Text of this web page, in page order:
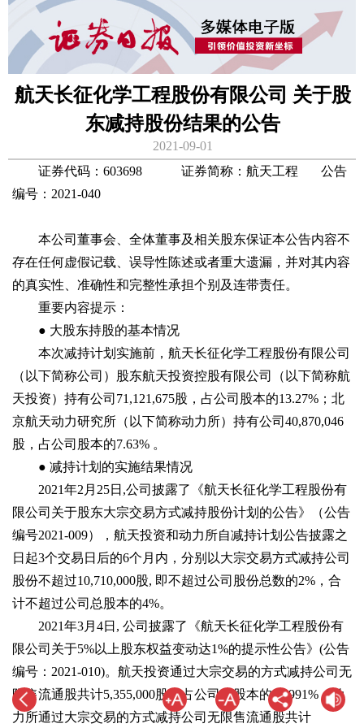
航天长征化学工程股份有限公司 关于股
东减持股份结果的公告
2021-09-01
证券代码：603698 证券简称：航天工程 公告
编号：2021-040
本公司董事会、全体董事及相关股东保证本公告内容不
存在任何虚假记载、误导性陈述或者重大遗漏，并对其内容
的真实性、准确性和完整性承担个别及连带责任。
重要内容提示：
● 大股东持股的基本情况
本次减持计划实施前，航天长征化学工程股份有限公司
（以下简称公司）股东航天投资控股有限公司（以下简称航
天投资）持有公司71,121,675股，占公司股本的13.27%；北
京航天动力研究所（以下简称动力所）持有公司40,870,046
股，占公司股本的7.63% 。
● 减持计划的实施结果情况
2021年2月25日,公司披露了《航天长征化学工程股份有
限公司关于股东大宗交易方式减持股份计划的公告》（公告
编号2021-009），航天投资和动力所自减持计划公告披露之
日起3个交易日后的6个月内，分别以大宗交易方式减持公司
股份不超过10,710,000股, 即不超过公司股份总数的2%，合
计不超过公司总股本的4%。
2021年3月4日, 公司披露了《航天长征化学工程股份有
限公司关于5%以上股东权益变动达1%的提示性公告》(公告
编号：2021-010)。航天投资通过大宗交易的方式减持公司无
限售流通股共计5,355,000股，占公司总股本的0.9991%，动
力所通过大宗交易的方式减持公司无限售流通股共计